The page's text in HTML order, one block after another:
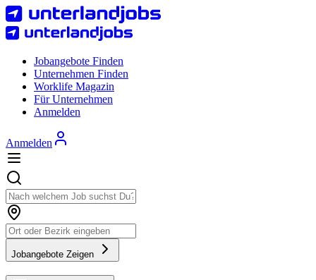
Jobangebote Finden
Unternehmen Finden
Worklife Magazin
Für Unternehmen
Anmelden
Anmelden
Jobangebote Zeigen